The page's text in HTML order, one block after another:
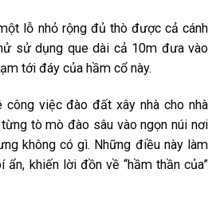
lỗ nhỏ rộng đủ thò được cả cánh
sử dụng que dài cả 10m đưa vào
tới đáy của hầm cổ này.
công việc đào đất xây nhà cho nhà
tò mò đào sâu vào ngọn núi nơi
không có gì. Những điều này làm
ẩn, khiến lời đồn về “hầm thần của”